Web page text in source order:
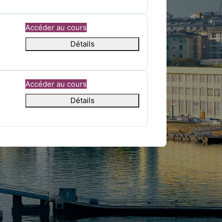
Accéder au cours
Détails
Accéder au cours
Détails